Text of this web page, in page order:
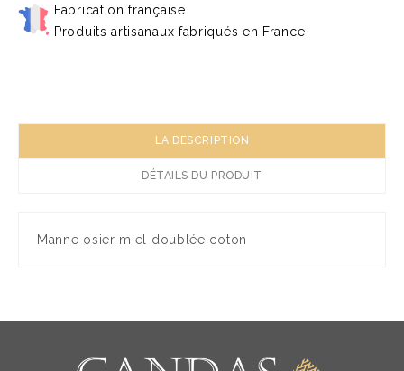
Fabrication française
Produits artisanaux fabriqués en France
LA DESCRIPTION
DÉTAILS DU PRODUIT
Manne osier miel doublée coton